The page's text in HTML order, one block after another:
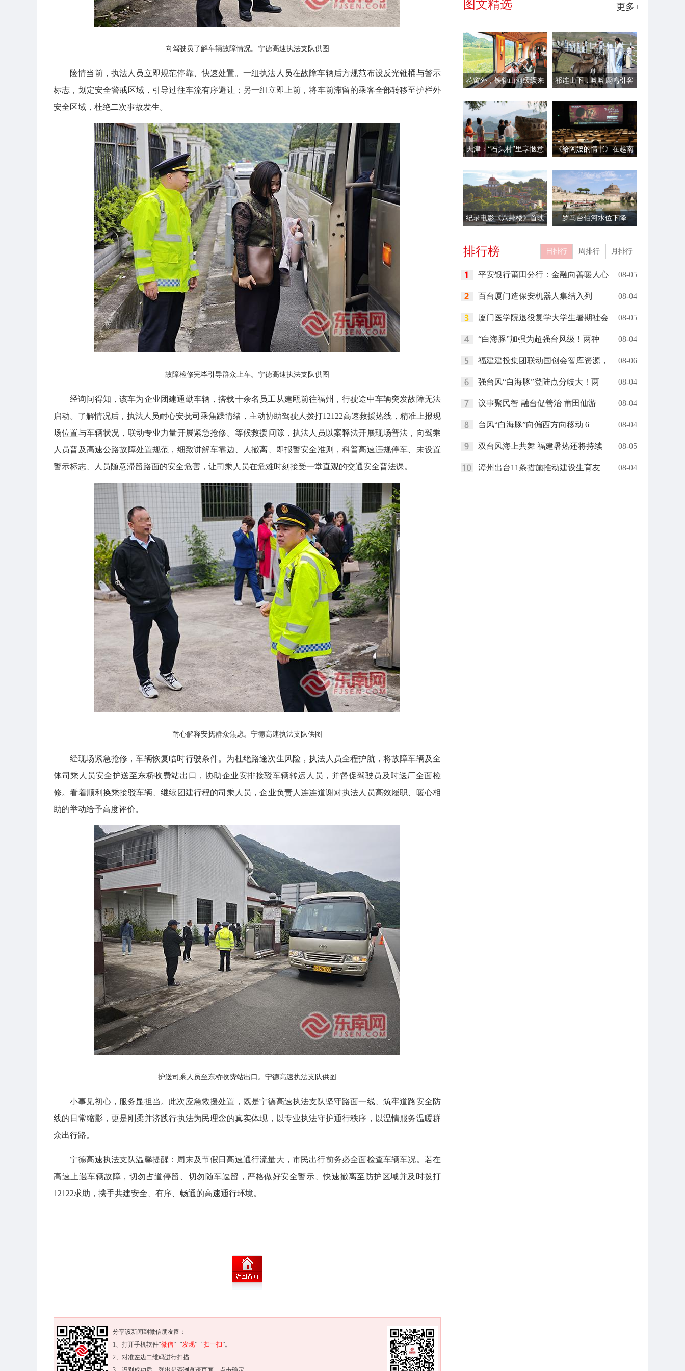
向驾驶员了解车辆故障情况。 宁德高速执法支队供图
险情当前，执法人员立即规范停靠、快速处置。一组执法人员在故障车辆后方规范布设反光锥桶与警示
标志，划定安全警戒区域，引导过往车流有序避让；另一组立即上前，将车前滞留的乘客全部转移至护栏外
安全区域，杜绝二次事故发生。
故障检修完毕引导群众上车。宁德高速执法支队供图
经询问得知，该车为企业团建通勤车辆，搭载十余名员工从建瓯前往福州，行驶途中车辆突发故障无法
启动。了解情况后，执法人员耐心安抚司乘焦躁情绪，主动协助驾驶人拨打12122高速救援热线，精准上报现
场位置与车辆状况，联动专业力量开展紧急抢修。等候救援间隙，执法人员以案释法开展现场普法，向驾乘
人员普及高速公路故障处置规范，细致讲解车靠边、人撤离、即报警安全准则，科普高速违规停车、未设置
警示标志、人员随意滞留路面的安全危害，让司乘人员在危难时刻接受一堂直观的交通安全普法课。
耐心解释安抚群众焦虑。宁德高速执法支队供图
经现场紧急抢修，车辆恢复临时行驶条件。为杜绝路途次生风险，执法人员全程护航，将故障车辆及全
体司乘人员安全护送至东桥收费站出口，协助企业安排接驳车辆转运人员，并督促驾驶员及时送厂全面检
修。看着顺利换乘接驳车辆、继续团建行程的司乘人员，企业负责人连连道谢对执法人员高效履职、暖心相
助的举动给予高度评价。
护送司乘人员至东桥收费站出口 。宁德高速执法支队供图
小事见初心，服务显担当。此次应急救援处置，既是宁德高速执法支队坚守路面一线、筑牢道路安全防
线的日常缩影，更是刚柔并济践行执法为民理念的真实体现，以专业执法守护通行秩序，以温情服务温暖群
众出行路。
宁德高速执法支队温馨提醒：周末及节假日高速通行流量大，市民出行前务必全面检查车辆车况。若在
高速上遇车辆故障，切勿占道停留、切勿随车逗留，严格做好安全警示、快速撤离至防护区域并及时拨打
12122求助，携手共建安全、有序、畅通的高速通行环境。
分享该新闻到微信朋友圈：
1、打开手机软件“微信”--“发现”--“扫一扫”。
2、对准左边二维码进行扫描
更多+
图文精选
花窗外，铁轨山河缓缓来
祁连山下，呦呦鹿鸣引客
天津：“石头村”里享惬意
《给阿嬷的情书》在越南
纪录电影《八卦楼》首映 罗马台伯河水位下降
排行榜 日排行 周排行 月排行
平安银行莆田分行：金融向善暖人心 08-05
百台厦门造保安机器人集结入列 08-04
厦门医学院退役复学大学生暑期社会 08-05
“白海豚”加强为超强台风级！两种 08-04
福建建投集团联动国创会智库资源， 08-06
强台风“白海豚”登陆点分歧大！两 08-04
议事聚民智 融台促善治 莆田仙游 08-04
台风“白海豚”向偏西方向移动 6 08-04
双台风海上共舞 福建暑热还将持续 08-05
漳州出台11条措施推动建设生育友 08-04